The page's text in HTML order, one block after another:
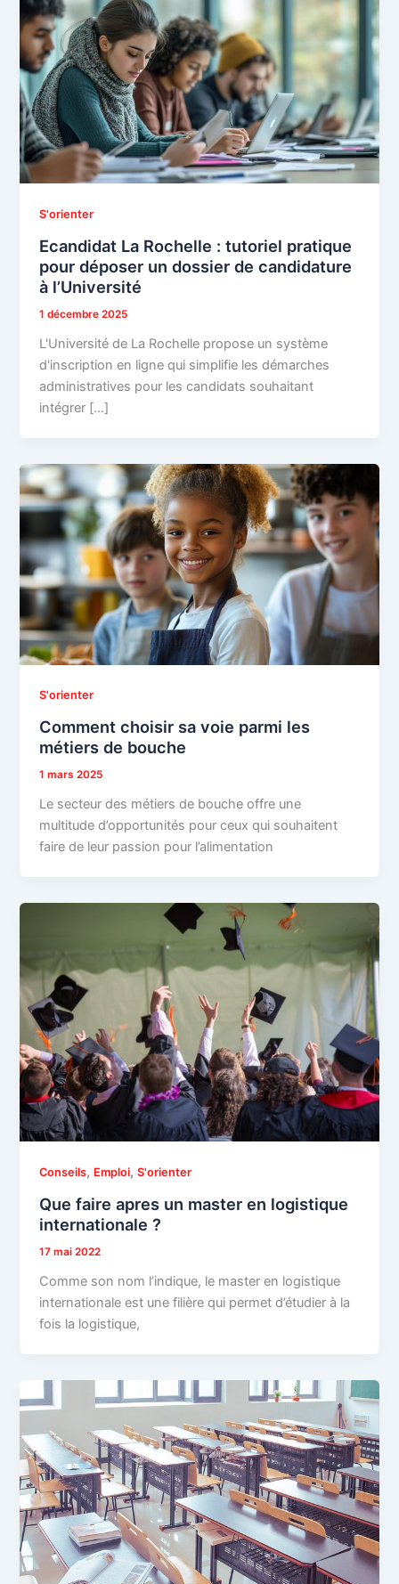
S'orienter
Ecandidat La Rochelle : tutoriel pratique
pour déposer un dossier de candidature
à l’Université
1 décembre 2025
L'Université de La Rochelle propose un système
d'inscription en ligne qui simplifie les démarches
administratives pour les candidats souhaitant
intégrer […]
S'orienter
Comment choisir sa voie parmi les
métiers de bouche
1 mars 2025
Le secteur des métiers de bouche offre une
multitude d’opportunités pour ceux qui souhaitent
faire de leur passion pour l’alimentation
Conseils, Emploi,S'orienter
Que faire apres un master en logistique
internationale ?
17 mai 2022
Comme son nom l’indique, le master en logistique
internationale est une filière qui permet d’étudier à la
fois la logistique,